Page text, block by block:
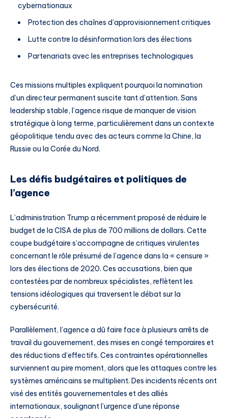
cybernationaux
Protection des chaînes d’approvisionnement critiques
Lutte contre la désinformation lors des élections
Partenariats avec les entreprises technologiques
Ces missions multiples expliquent pourquoi la nomination
d’un directeur permanent suscite tant d’attention. Sans
leadership stable, l’agence risque de manquer de vision
stratégique à long terme, particulièrement dans un contexte
géopolitique tendu avec des acteurs comme la Chine, la
Russie ou la Corée du Nord.
Les défis budgétaires et politiques de
l’agence
L’administration Trump a récemment proposé de réduire le
budget de la CISA de plus de 700 millions de dollars. Cette
coupe budgétaire s’accompagne de critiques virulentes
concernant le rôle présumé de l’agence dans la « censure »
lors des élections de 2020. Ces accusations, bien que
contestées par de nombreux spécialistes, reflètent les
tensions idéologiques qui traversent le débat sur la
cybersécurité.
Parallèlement, l’agence a dû faire face à plusieurs arrêts de
travail du gouvernement, des mises en congé temporaires et
des réductions d’effectifs. Ces contraintes opérationnelles
surviennent au pire moment, alors que les attaques contre les
systèmes américains se multiplient. Des incidents récents ont
visé des entités gouvernementales et des alliés
internationaux, soulignant l’urgence d’une réponse